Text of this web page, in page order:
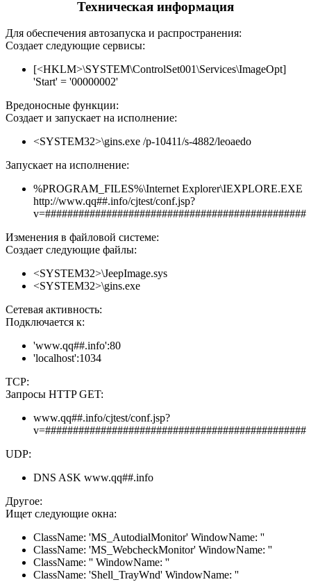
Техническая информация
Для обеспечения автозапуска и распространения:
Создает следующие сервисы:
[<HKLM>\SYSTEM\ControlSet001\Services\ImageOpt]
'Start' = '00000002'
Вредоносные функции:
Создает и запускает на исполнение:
<SYSTEM32>\gins.exe /p-10411/s-4882/leoaedo
Запускает на исполнение:
%PROGRAM_FILES%\Internet Explorer\IEXPLORE.EXE
http://www.qq##.info/cjtest/conf.jsp?
v=###############################################
Изменения в файловой системе:
Создает следующие файлы:
<SYSTEM32>\JeepImage.sys
<SYSTEM32>\gins.exe
Сетевая активность:
Подключается к:
'www.qq##.info':80
'localhost':1034
TCP:
Запросы HTTP GET:
www.qq##.info/cjtest/conf.jsp?
v=###############################################
UDP:
DNS ASK www.qq##.info
Другое:
Ищет следующие окна:
ClassName: 'MS_AutodialMonitor' WindowName: ''
ClassName: 'MS_WebcheckMonitor' WindowName: ''
ClassName: '' WindowName: ''
ClassName: 'Shell_TrayWnd' WindowName: ''